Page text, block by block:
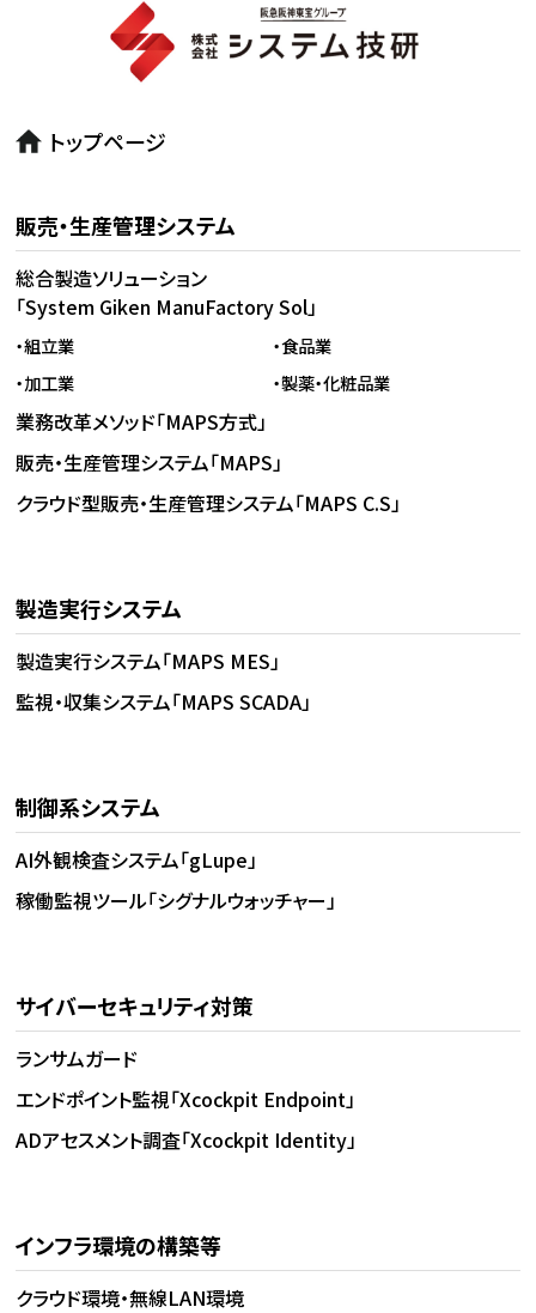
トップページ
販売・生産管理システム
総合製造ソリューション
「System Giken ManuFactory Sol」
・組立業
・食品業
・加工業
・製薬・化粧品業
業務改革メソッド「MAPS方式」
販売・生産管理システム「MAPS」
クラウド型販売・生産管理システム「MAPS C.S」
製造実行システム
製造実行システム「MAPS MES」
監視・収集システム「MAPS SCADA」
制御系システム
AI外観検査システム「gLupe」
稼働監視ツール「シグナルウォッチャー」
サイバーセキュリティ対策
ランサムガード
エンドポイント監視「Xcockpit Endpoint」
ADアセスメント調査「Xcockpit Identity」
インフラ環境の構築等
クラウド環境・無線LAN環境